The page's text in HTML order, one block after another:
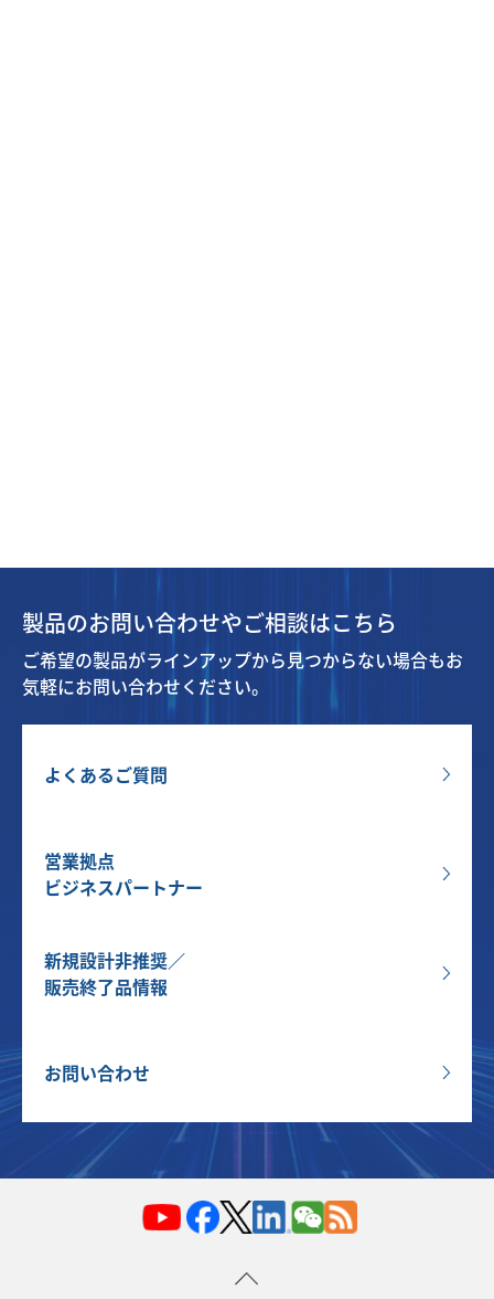
製品のお問い合わせやご相談はこちら
ご希望の製品がラインアップから見つからない場合もお
気軽にお問い合わせください。
よくあるご質問
営業拠点
ビジネスパートナー
新規設計非推奨／
販売終了品情報
お問い合わせ